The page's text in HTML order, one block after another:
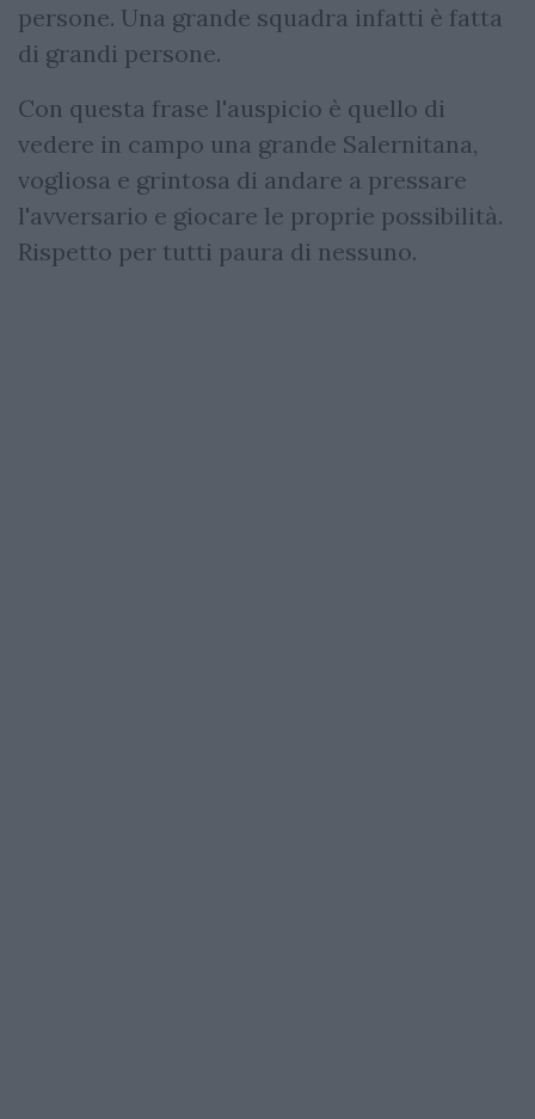
persone. Una grande squadra infatti è fatta
di grandi persone.
Con questa frase l'auspicio è quello di
vedere in campo una grande Salernitana,
vogliosa e grintosa di andare a pressare
l'avversario e giocare le proprie possibilità.
Rispetto per tutti paura di nessuno.